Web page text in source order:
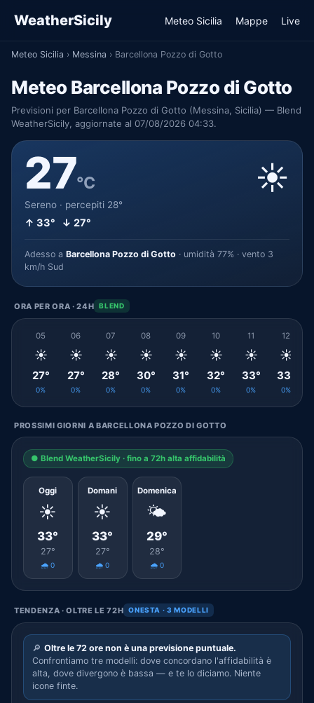
WeatherSicily Meteo Sicilia Mappe Live
Meteo Sicilia › Messina › Barcellona Pozzo di Gotto
Meteo Barcellona Pozzo di Gotto
Previsioni per Barcellona Pozzo di Gotto (Messina, Sicilia) — Blend
WeatherSicily, aggiornate al 07/08/2026 04:33.
27°C
Sereno · percepiti 28°
↑ 33° ↓ 27°
☀️
Adesso a Barcellona Pozzo di Gotto · umidità 77% · vento 3
km/h Sud
ORA PER ORA · 24H BLEND
05
☀️
27°
0%
06
☀️
27°
0%
07
☀️
28°
0%
08
☀️
30°
0%
09
☀️
31°
0%
10
☀️
32°
0%
11
☀️
33°
0%
12
☀️
33°
0%
PROSSIMI GIORNI A BARCELLONA POZZO DI GOTTO
● Blend WeatherSicily · fino a 72h alta affidabilità
Oggi
☀️
33°
27°
🌧️ 0
Domani
☀️
33°
27°
🌧️ 0
Domenica
🌤️
29°
28°
🌧️ 0
TENDENZA · OLTRE LE 72H ONESTA · 3 MODELLI
🔎 Oltre le 72 ore non è una previsione puntuale.
Confrontiamo tre modelli: dove concordano l'affidabilità è
alta, dove divergono è bassa — e te lo diciamo. Niente
icone finte.